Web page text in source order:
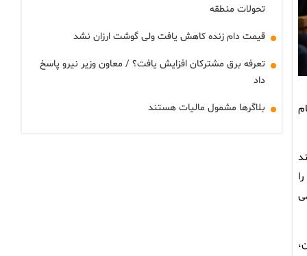
تحولات منطقه
قیمت دام زنده کاهش یافت ولی گوشت ارزان نشد
تعرفه برق مشترکان افزایش یافت؟ / معاون وزیر نیرو پاسخ
داد
بلاگرها مشمول مالیات هستند